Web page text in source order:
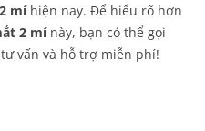
míhiện nay. Để hiểu rõ hơn
2 mínày, bạn có thể gọi
vấn và hỗ trợ miễn phí!